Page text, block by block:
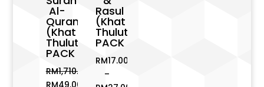
Al-
Quran
(Khat
Thuluth)
PACK
RM1,710.00
Original
Rasul
(Khat
Thuluth)
PACK
RM17.00
–